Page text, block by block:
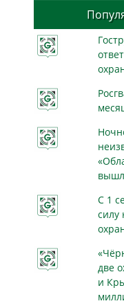
С 1
силу
две
и